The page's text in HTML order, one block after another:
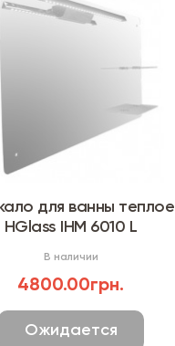
для ванны теплое
HGlass IHM 6010 L
В наличии
4800.00грн.
Ожидается